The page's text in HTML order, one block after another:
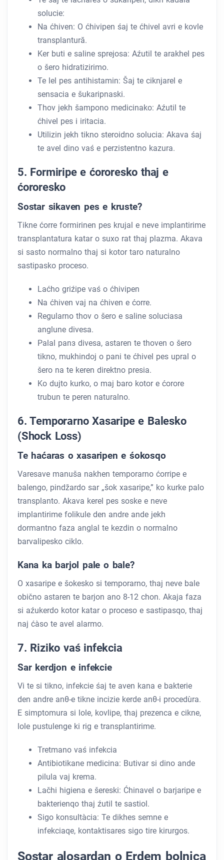
solucie:
Na ćhiven: O ćhivipen śaj te ćhivel avri e kovle
transplantură.
Ker buti e saline sprejosa: Aźutil te arakhel pes
o šero hidratizirimo.
Te lel pes antihistamin: Šaj te ciknjarel e
sensacia e šukaripnaski.
Thov jekh šampono medicinako: Aźutil te
ćhivel pes i iritacia.
Utilizin jekh tikno steroidno solucia: Akava śaj
te avel dino vaś e perzistentno kazura.
5. Formiripe e ćororesko thaj e
ćororesko
Sostar sikaven pes e kruste?
Tikne ćorre formirinen pes krujal e neve implantirime
transplantatura katar o suxo rat thaj plazma. Akava
si sasto normalno thaj si kotor taro naturalno
sastipasko proceso.
Laćho griźipe vaś o ćhivipen
Na ćhiven vaj na ćhiven e ćorre.
Regularno thov o šero e saline soluciasa
anglune divesa.
Palal panз divesa, astaren te thoven o šero
tikno, mukhindoj o pani te ćhivel pes upral o
šero na te keren direktno presia.
Ko dujto kurko, o maj baro kotor e ćorore
trubun te peren naturalno.
6. Temporarno Xasaripe e Balesko
(Shock Loss)
Te haćaras o xasaripen e śokosqo
Varesave manuša nakhen temporarno ćorripe e
balengo, pindžardo sar „šok xasaripe,” ko kurke palo
transplanto. Akava kerel pes soske e neve
implantirime folikule den andre ande jekh
dormantno faza anglal te kezdin o normalno
barvalipesko ciklo.
Kana ka barjol pale o bale?
O xasaripe e šokesko si temporarno, thaj neve bale
obično astaren te barjon ano 8-12 chon. Akaja faza
si aźukerdo kotor katar o proceso e sastipasqo, thaj
naj ćàso te avel alarmo.
7. Riziko vaś infekcia
Sar kerdjon e infekcie
Vi te si tikno, infekcie śaj te aven kana e bakterie
den andre anθ-e tikne incizie kerde anθ-i procedùra.
E simptomura si lole, kovlipe, thaj prezenca e cikne,
lole pustulenge ki rig e transplantirime.
Tretmano vaś infekcia
Antibiotikane medicina: Butivar si dino ande
pilula vaj krema.
Lačhi higiena e šereski: Ćhinavel o barjaripe e
bakterienqo thaj źutil te sastiol.
Sigo konsultàcia: Te dikhes semne e
infekciaqe, kontaktisares sigo tire kirurgos.
Sostar alosardan o Erdem bolnica